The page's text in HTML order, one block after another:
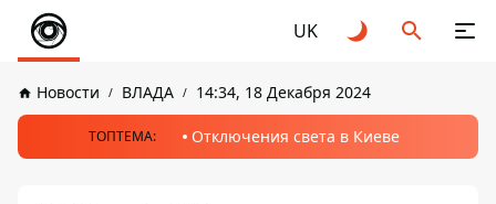
UK
Новости ВЛАДА 14:34, 18 Декабря 2024
ТОПТЕМА: Отключения света в Киеве